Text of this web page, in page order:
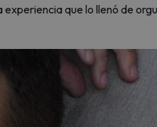
que lo llenó de